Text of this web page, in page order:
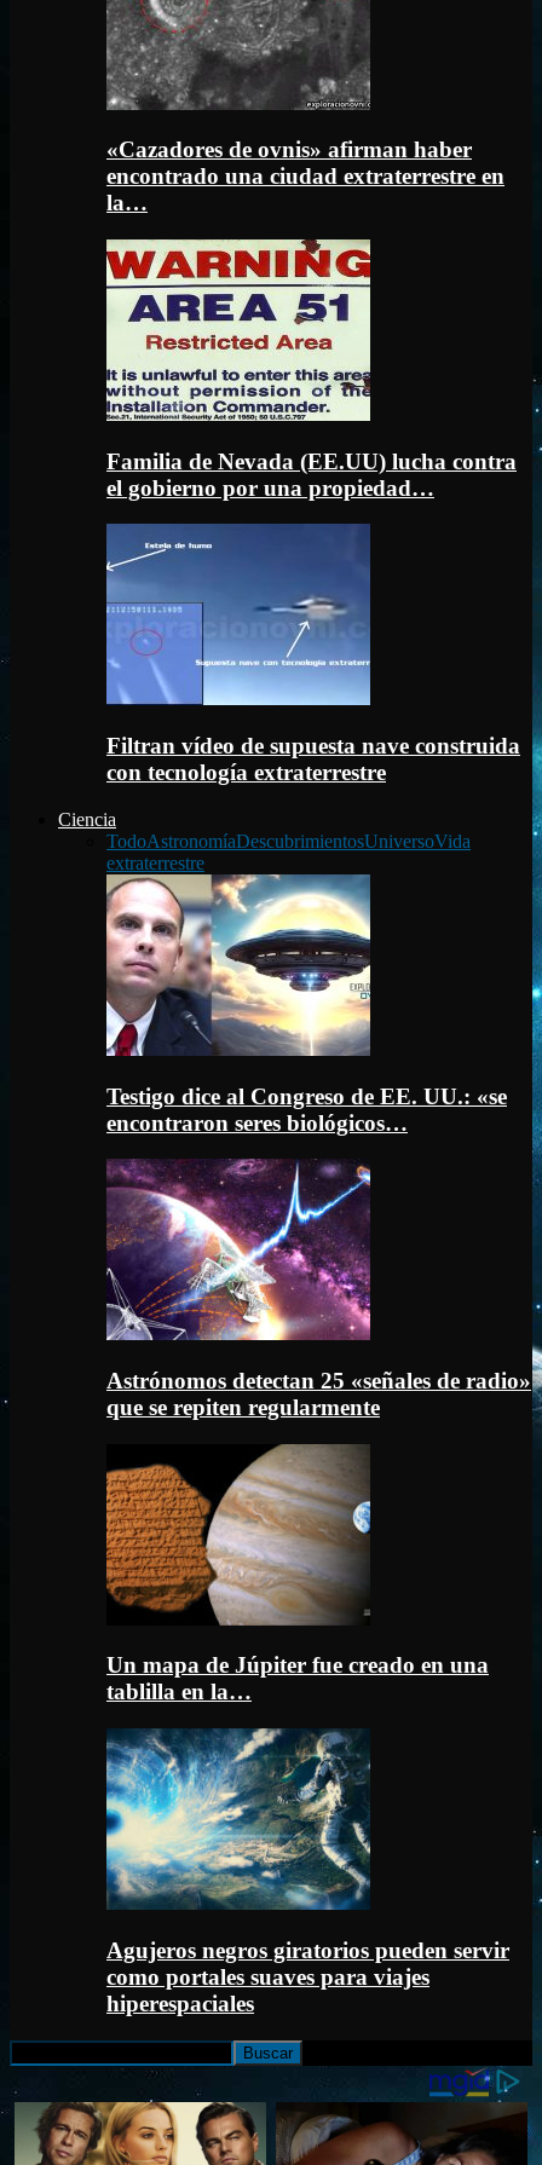
«Cazadores de ovnis» afirman haber
encontrado una ciudad extraterrestre en
la…
Familia de Nevada (EE.UU) lucha contra
el gobierno por una propiedad…
Filtran vídeo de supuesta nave construida
con tecnología extraterrestre
Ciencia
TodoAstronomíaDescubrimientosUniversoVida
extraterrestre
Testigo dice al Congreso de EE. UU.: «se
encontraron seres biológicos…
Astrónomos detectan 25 «señales de radio»
que se repiten regularmente
Un mapa de Júpiter fue creado en una
tablilla en la…
Agujeros negros giratorios pueden servir
como portales suaves para viajes
hiperespaciales